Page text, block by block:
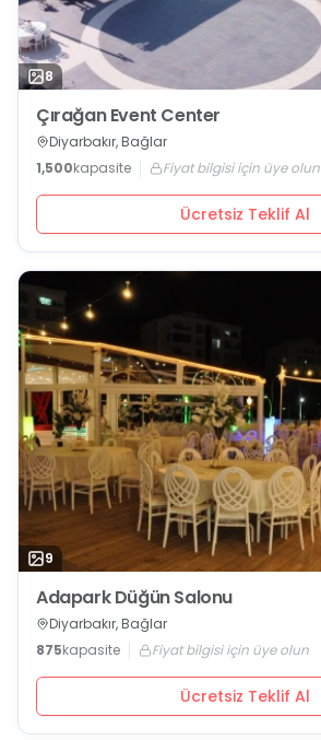
8
Çırağan Event Center
Diyarbakır, Bağlar
1,500kapasite Fiyat bilgisi için üye olun
Ücretsiz Teklif Al
9
Adapark Düğün Salonu
Diyarbakır, Bağlar
875kapasite Fiyat bilgisi için üye olun
Ücretsiz Teklif Al